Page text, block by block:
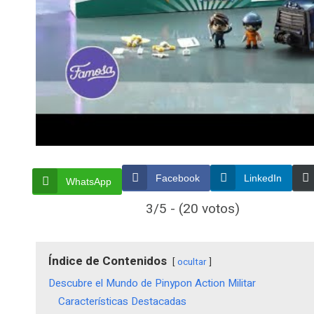
WhatsApp Facebook LinkedIn
3/5 - (20 votos)
Índice de Contenidos ocultar
Descubre el Mundo de Pinypon Action Militar
Características Destacadas